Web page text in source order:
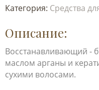
Категория: Средства
Описание:
Восстанавливающий -
маслом арганы и
сухими волосами.